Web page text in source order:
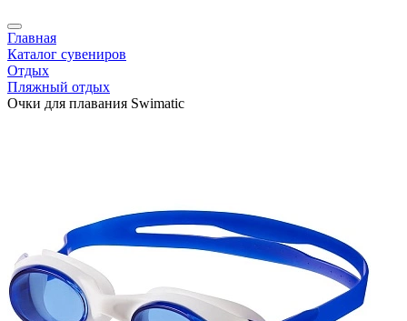
Главная
Каталог сувениров
Отдых
Пляжный отдых
Очки для плавания Swimatic